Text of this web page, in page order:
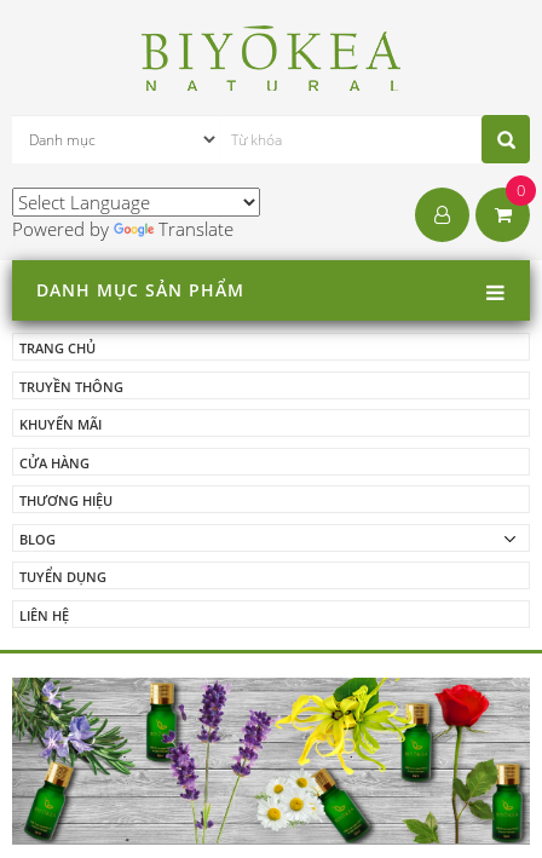
Powered by Translate
0
DANH MỤC SẢN PHẨM
TRANG CHỦ
TRUYỀN THÔNG
KHUYẾN MÃI
CỬA HÀNG
THƯƠNG HIỆU
BLOG
TUYỂN DỤNG
LIÊN HỆ